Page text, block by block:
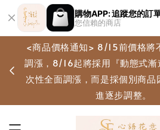
購物APP: 追蹤您的訂
您信賴的商店
<商品價格通知> 8/15前價格將
調漲，8/16起將採用『動態式漸
次性全面調漲，而是採個別商品
進逐步調整。